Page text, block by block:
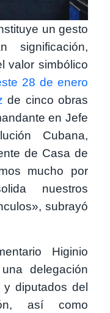
un gesto
significación,
valor simbólico
28 de enero
de cinco obras
en Jefe
Cubana,
de Casa de
mucho por
nuestros
subrayó
Higinio
delegación
diputados del
así como